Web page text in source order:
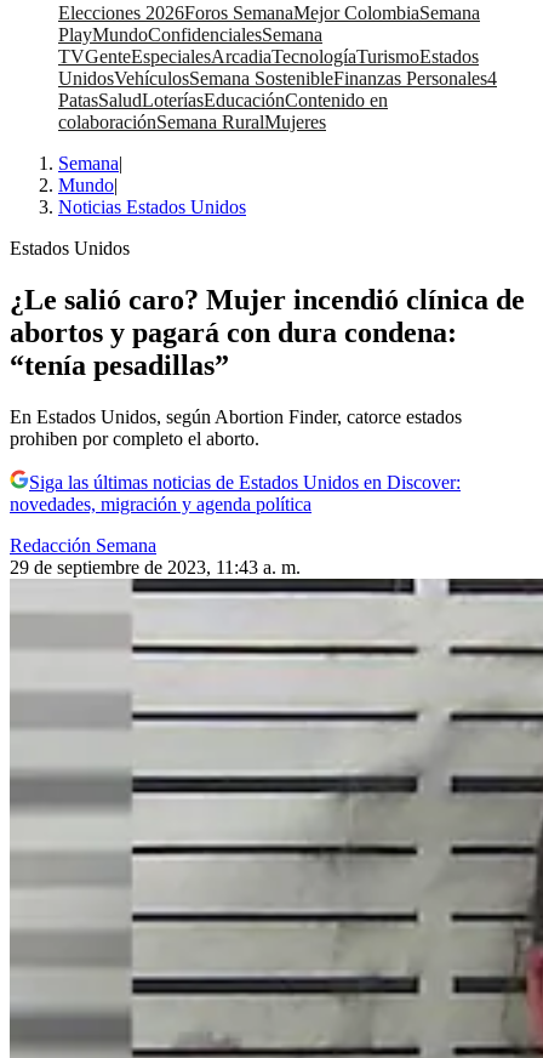
Elecciones 2026Foros SemanaMejor ColombiaSemana
PlayMundoConfidencialesSemana
TVGenteEspecialesArcadiaTecnologíaTurismoEstados
UnidosVehículosSemana SostenibleFinanzas Personales4
PatasSaludLoteríasEducaciónContenido en
colaboraciónSemana RuralMujeres
Semana|
Mundo|
Noticias Estados Unidos
Estados Unidos
¿Le salió caro? Mujer incendió clínica de
abortos y pagará con dura condena:
“tenía pesadillas”
En Estados Unidos, según Abortion Finder, catorce estados
prohiben por completo el aborto.
Siga las últimas noticias de Estados Unidos en Discover:
novedades, migración y agenda política
Redacción Semana
29 de septiembre de 2023, 11:43 a. m.